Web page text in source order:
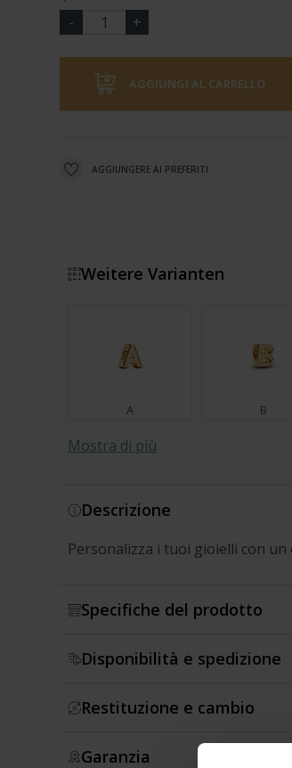
AGGIUNGI AL CARRELLO
AGGIUNGERE AI PREFERITI
Weitere Varianten
A B
Mostra di più
Descrizione
Personalizza i tuoi gioielli con
Specifiche del prodotto
Disponibilità e spedizione
Restituzione e cambio
Garanzia